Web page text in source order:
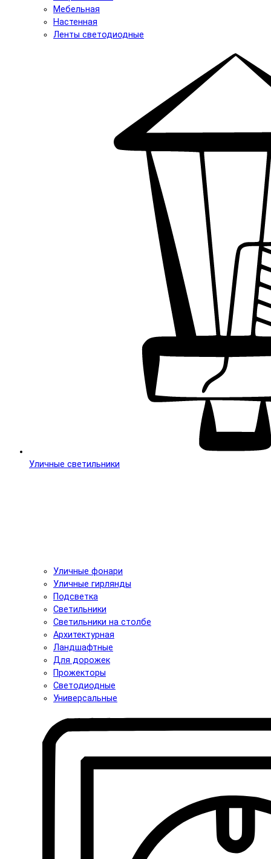
Мебельная
Настенная
Ленты светодиодные
Уличные светильники
Уличные фонари
Уличные гирлянды
Подсветка
Светильники
Светильники на столбе
Архитектурная
Ландшафтные
Для дорожек
Прожекторы
Светодиодные
Универсальные